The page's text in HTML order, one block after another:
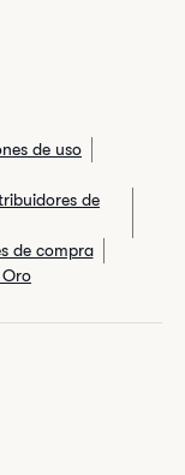
de uso
de
de compra